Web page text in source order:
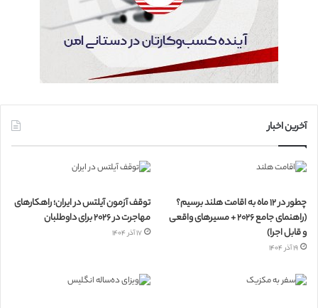
آخرین اخبار
چطور در ۱۲ ماه به اقامت هلند برسیم؟
(راهنمای جامع ۲۰۲۶ + مسیرهای واقعی
و قابل اجرا)
۱۹ آذر ۱۴۰۴
توقف آزمون آیلتس در ایران؛ راهکارهای
مهاجرت در ۲۰۲۶ برای داوطلبان
۱۷ آذر ۱۴۰۴